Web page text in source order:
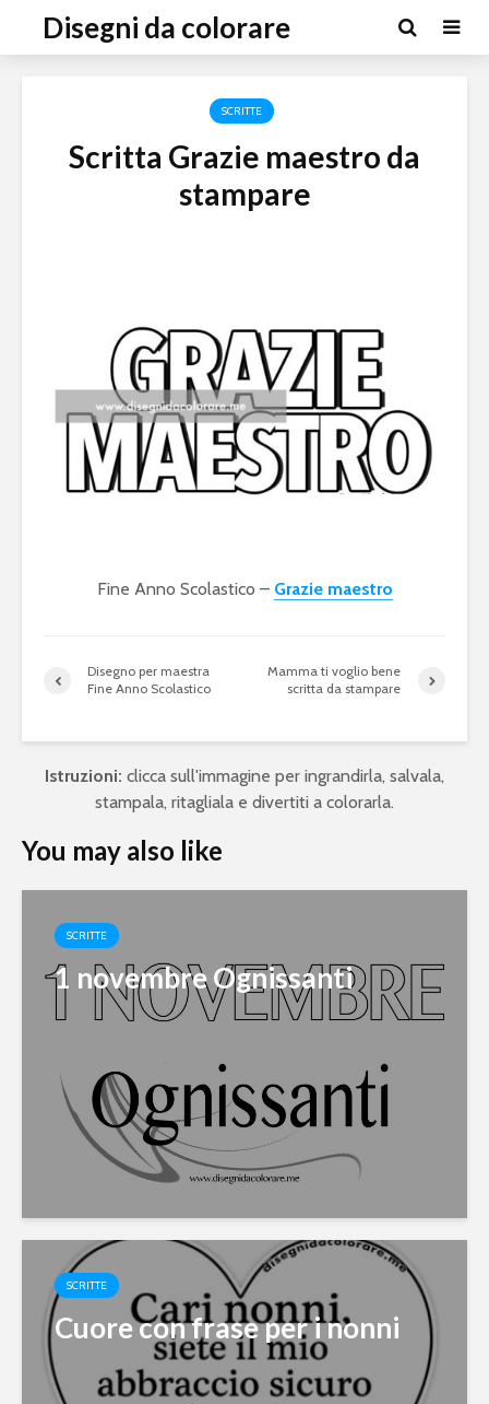
Disegni da colorare
SCRITTE
Scritta Grazie maestro da
stampare
Fine Anno Scolastico – Grazie maestro
Disegno per maestra
Fine Anno Scolastico
Mamma ti voglio bene
scritta da stampare
Istruzioni: clicca sull'immagine per ingrandirla, salvala,
stampala, ritagliala e divertiti a colorarla.
You may also like
SCRITTE
1 novembre Ognissanti
SCRITTE
Cuore con frase per i nonni